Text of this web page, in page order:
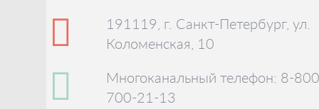
191119, г. Санкт-Петербург, ул.
Коломенская, 10
Многоканальный телефон: 8-
700-21-13